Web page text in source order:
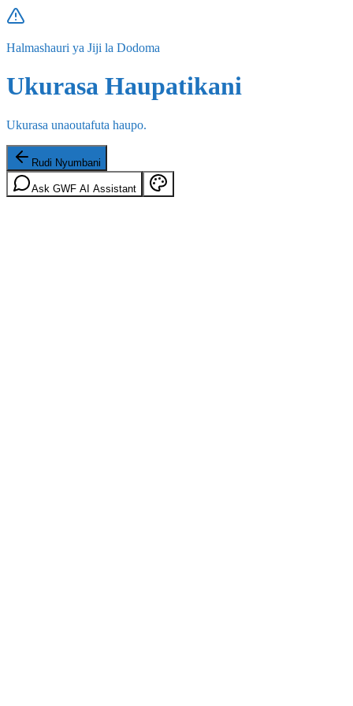
Halmashauri ya Jiji la Dodoma
Ukurasa Haupatikani
Ukurasa unaoutafuta haupo.
Rudi Nyumbani
Ask GWF AI Assistant